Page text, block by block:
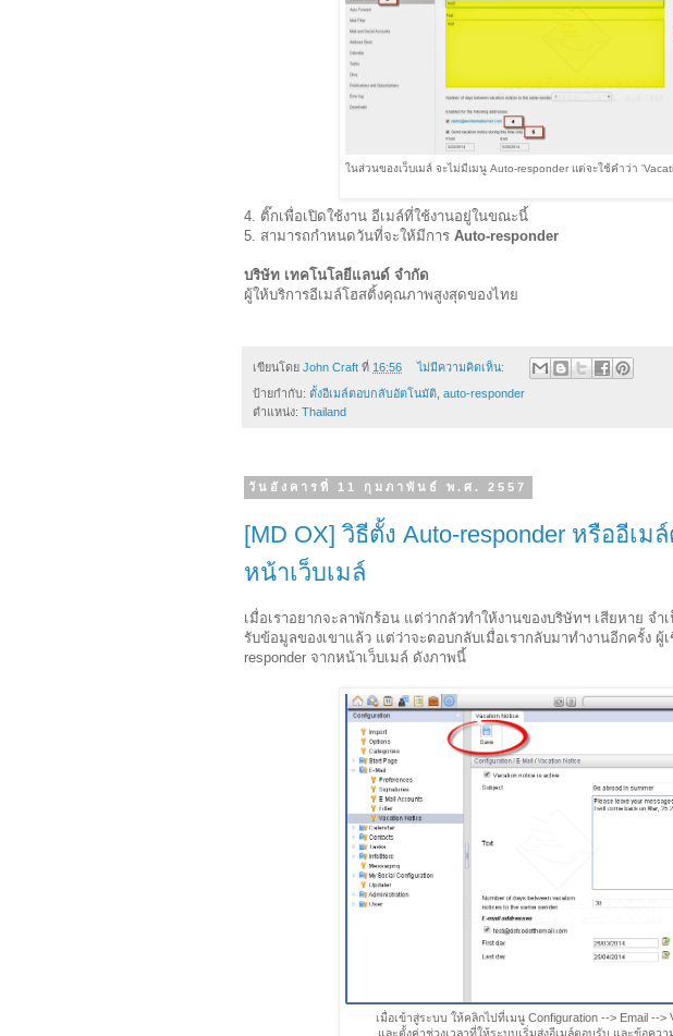
ในส่วนของเว็บเมล์ จะไม่มีเมนู Auto-responder แต่จะใช้คำว่า
4. ติ๊กเพื่อเปิดใช้งาน อีเมล์ที่ใช้งานอยู่ในขณะนี้
5. สามารถกำหนดวันที่จะให้มีการ Auto-responder
บริษัท เทคโนโลยีแลนด์ จำกัด
ผู้ให้บริการอีเมล์โฮสติ้งคุณภาพสูงสุดของไทย
เขียนโดย John Craft ที่ 16:56 ไม่มีความคิดเห็น:
ป้ายกำกับ: ตั้งอีเมล์ตอบกลับอัตโนมัติ, auto-responder
ตำแหน่ง: Thailand
วันอังคารที่ 11 กุมภาพันธ์ พ.ศ. 2557
[MD OX] วิธีตั้ง Auto-responder หรืออีเ
หน้าเว็บเมล์
เมื่อเราอยากจะลาพักร้อน แต่ว่ากลัวทำให้งานของบริษัทฯ เสียหาย จำ
รับข้อมูลของเขาแล้ว แต่ว่าจะตอบกลับเมื่อเรากลับมาทำงานอีกครั้ง ผู้
responder จากหน้าเว็บเมล์ ดังภาพนี้
เมื่อเข้าสู่ระบบ ให้คลิกไปที่เมนู Configuration --> Email -->
และตั้งค่าช่วงเวลาที่ให้ระบบเริ่มส่งอีเมล์ตอบรับ และข้อควา